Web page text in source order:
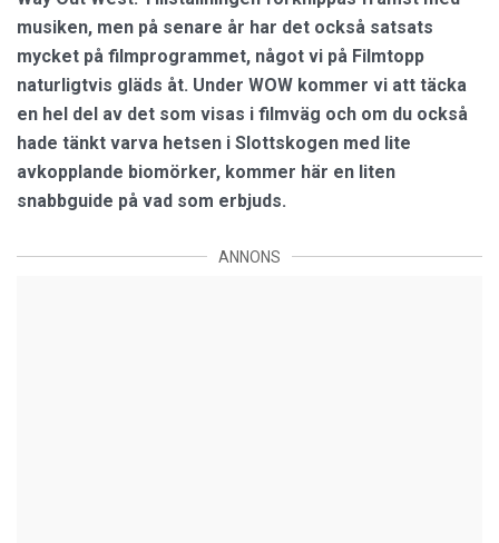
musiken, men på senare år har det också satsats
mycket på filmprogrammet, något vi på Filmtopp
naturligtvis gläds åt. Under WOW kommer vi att täcka
en hel del av det som visas i filmväg och om du också
hade tänkt varva hetsen i Slottskogen med lite
avkopplande biomörker, kommer här en liten
snabbguide på vad som erbjuds.
ANNONS